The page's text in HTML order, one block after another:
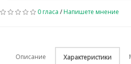
0 гласа /Напишете мнение
Описание Характеристики